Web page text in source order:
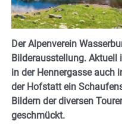
Der Alpenverein
Bilderausstellung. Aktuell
in der Hennergasse auch
der Hofstatt ein
Bildern der diversen
geschmückt.